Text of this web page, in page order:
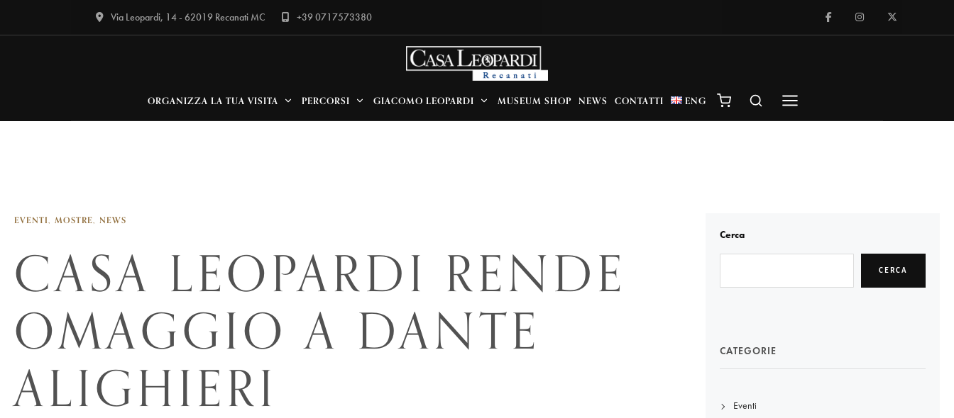
Via Leopardi, 14 - 62019 Recanati MC +39 0717573380
ORGANIZZA LA TUA VISITA PERCORSI GIACOMO LEOPARDI MUSEUM SHOP NEWS CONTATTI ENG
EVENTI MOSTRE NEWS
CASA LEOPARDI RENDE
OMAGGIO A DANTE
ALIGHIERI
Cerca
CERCA
CATEGORIE
Eventi